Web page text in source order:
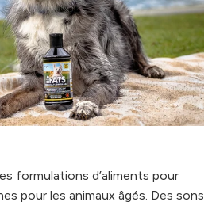
formulations d’aliments pour
pour les animaux âgés. Des sons